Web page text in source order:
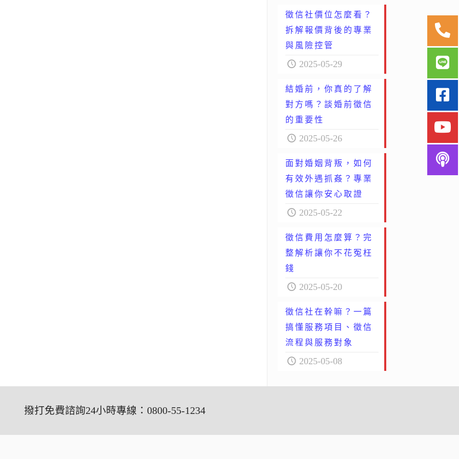
徵信社價位怎麼看？
拆解報價背後的專業
與風險控管
2025-05-29
結婚前，你真的了解
對方嗎？談婚前徵信
的重要性
2025-05-26
面對婚姻背叛，如何
有效外遇抓姦？專業
徵信讓你安心取證
2025-05-22
徵信費用怎麼算？完
整解析讓你不花冤枉
錢
2025-05-20
徵信社在幹嘛？一篇
搞懂服務項目、徵信
流程與服務對象
2025-05-08
撥打免費諮詢24小時專線：0800-55-1234